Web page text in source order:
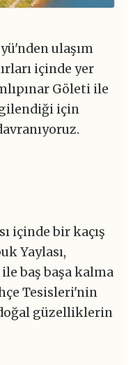
ulaşım
içinde yer
Göleti ile
için
içinde bir kaçış
Yaylası,
ile baş başa kalma
Tesisleri'nin
güzelliklerin